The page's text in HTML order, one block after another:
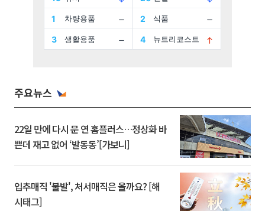
주요뉴스
22일 만에 다시 문 연 홈플러스…정상화 바
쁜데 재고 없어 ‘발동동’[가보니]
입추매직 '불발', 처서매직은 올까요? [해
시태그]